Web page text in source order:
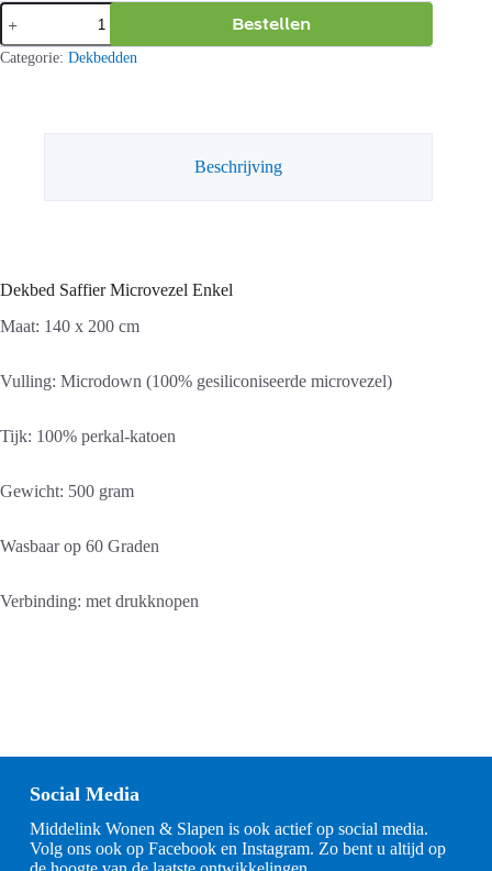
Dekbed
Saffier
Microvezel
Enkel
Bestellen
Categorie: Dekbedden
Beschrijving
Dekbed Saffier Microvezel Enkel
Maat: 140 x 200 cm
Vulling: Microdown (100% gesiliconiseerde microvezel)
Tijk: 100% perkal-katoen
Gewicht: 500 gram
Wasbaar op 60 Graden
Verbinding: met drukknopen
Social Media
Middelink Wonen & Slapen is ook actief op social media.
Volg ons ook op Facebook en Instagram. Zo bent u altijd op